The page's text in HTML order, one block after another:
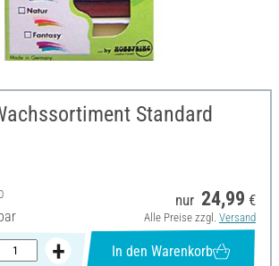
Standard
nur 24,99 €
Alle Preise zzgl. Versand
In den Warenkorb